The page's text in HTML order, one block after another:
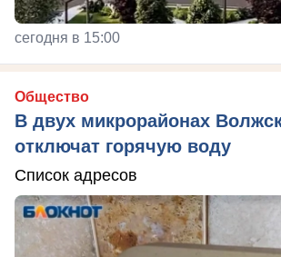
сегодня в 15:00
Общество
В двух микрорайонах
отключат горячую воду
Список адресов